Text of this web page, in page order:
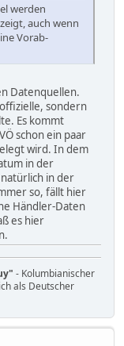
werden
auch wenn
Vorab-
Datenquellen.
sondern
Es kommt
schon ein paar
wird. In dem
in der
in der
so, fällt hier
Händler-Daten
es hier
- Kolumbianischer
als Deutscher